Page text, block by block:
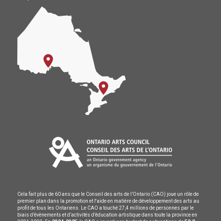
Cela fait plus de 60 ans que le Conseil des arts de l’Ontario (CAO) joue un rôle de
premier plan dans la promotion et l'aide en matière de développement des arts au
profit de tous les Ontariens. Le CAO a touché 27,4 millions de personnes par le
biais d’évènements et d’activités d’éducation artistique dans toute la province en